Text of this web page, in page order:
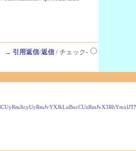
→ 引用返信/返信/ チェック-